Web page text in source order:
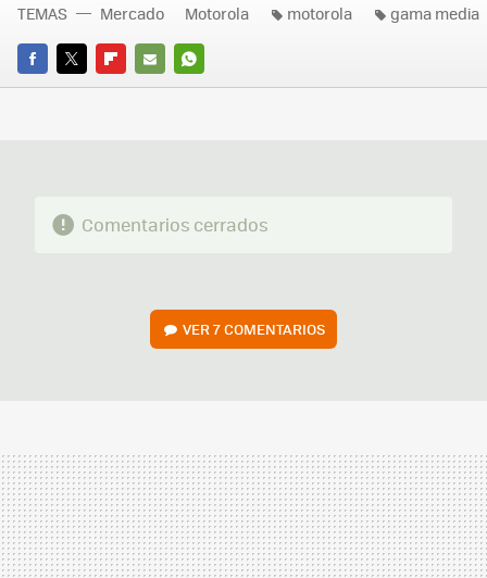
FACEBOOK
TWITTERFLIPBOARD
E-
WHATSAPP
TEMAS Mercado Motorola motorola gama media
Comentarios cerrados
VER7 COMENTARIOS